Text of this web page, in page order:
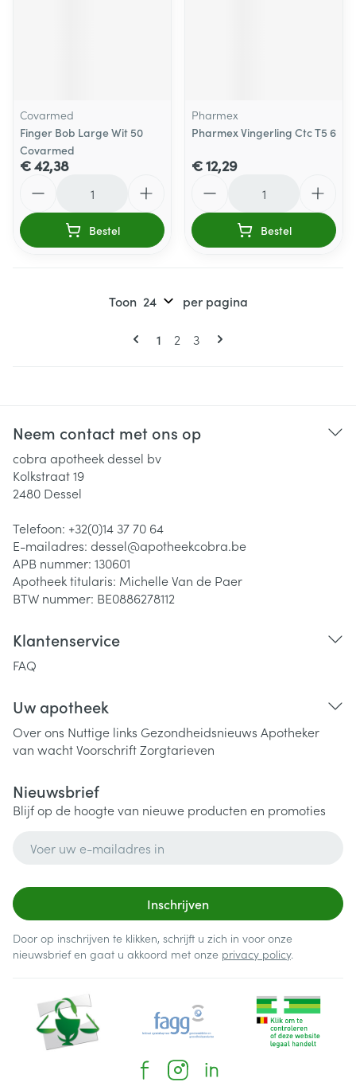
Covarmed
Finger Bob Large Wit 50
Covarmed
€ 42,38
Bestel
Pharmex
Pharmex Vingerling Ctc T5 6
€ 12,29
Bestel
Pagina's
U lees momenteel pagina
1 Pagina
2 Pagina
3
Toon per pagina
Neem contact met ons op
cobra apotheek dessel bv
Kolkstraat 19
2480 Dessel
Telefoon: +32(0)14 37 70 64
E-mailadres: dessel@apotheekcobra.be
APB nummer: 130601
Apotheek titularis: Michelle Van de Paer
BTW nummer: BE0886278112
Klantenservice
FAQ
Uw apotheek
Over ons Nuttige links Gezondheidsnieuws Apotheker
van wachtVoorschriftZorgtarieven
Nieuwsbrief
Blijf op de hoogte van nieuwe producten en promoties
Inschrijven
Door op inschrijven te klikken, schrijft u zich in voor onze
nieuwsbrief en gaat u akkoord met onze privacy policy.